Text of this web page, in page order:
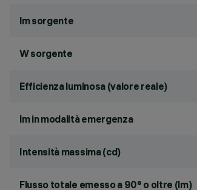
lm sorgente
W sorgente
Efficienza luminosa (valore reale)
lm in modalità emergenza
Intensità massima (cd)
Flusso totale emesso a 90° o oltre (lm)